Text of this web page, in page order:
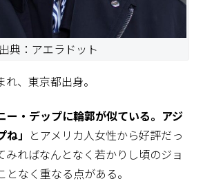
出典：アエラドット
、東京都出身。
ー・デップに輪郭が似ている。アジ
」 とアメリカ人女性から好評だっ
みればなんとなく若かりし頃のジョ
なく重なる点がある。